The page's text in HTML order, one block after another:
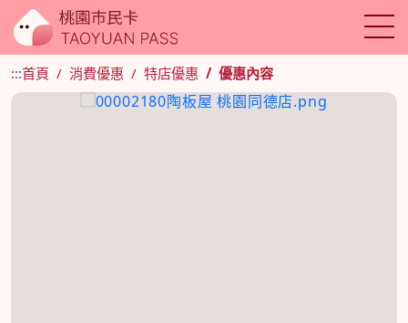
:::首頁 消費優惠 特店優惠 優惠內容